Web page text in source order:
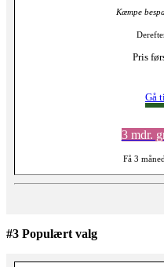
Kæmpe
Pris
Gå
3 mdr.
Få 3
#3 Populært valg